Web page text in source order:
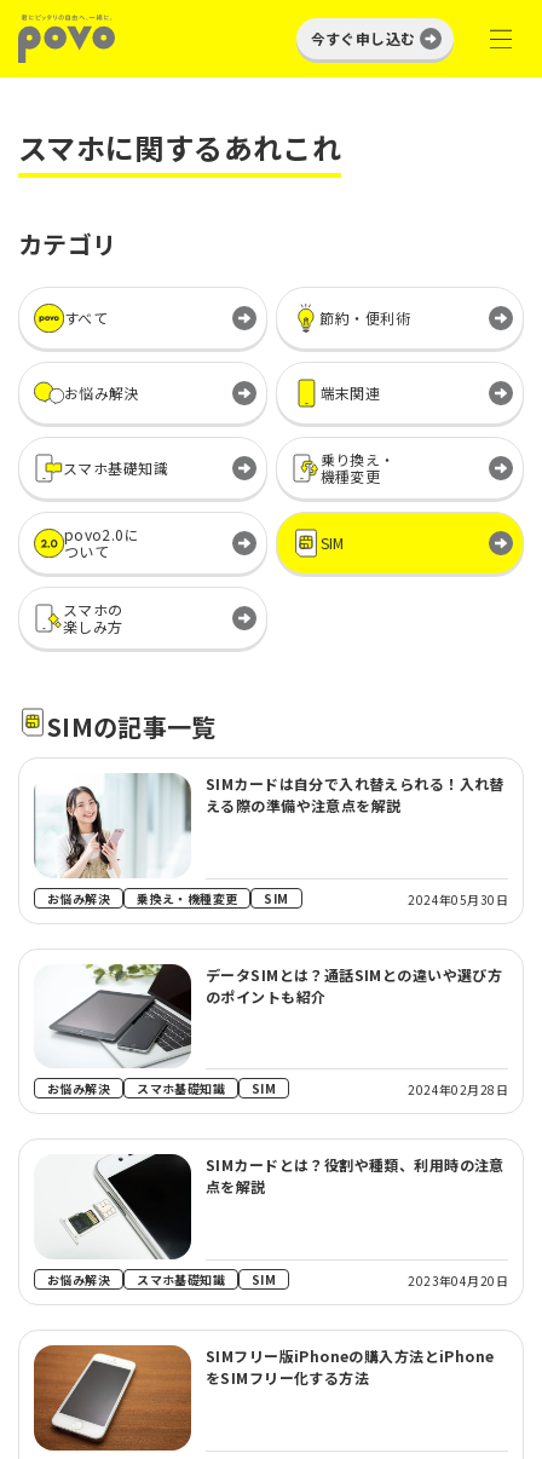
今すぐ申し込む
スマホに関するあれこれ
カテゴリ
すべて 節約・便利術
お悩み解決 端末関連
スマホ基礎知識
乗り換え・
機種変更
povo2.0に
ついて
SIM
スマホの
楽しみ方
SIMの記事一覧
SIMカードは自分で入れ替えられる！入れ替
える際の準備や注意点を解説
お悩み解決 乗換え・機種変更 SIM 2024年05月30日
データSIMとは？通話SIMとの違いや選び方
のポイントも紹介
お悩み解決 スマホ基礎知識 SIM 2024年02月28日
SIMカードとは？役割や種類、利用時の注意
点を解説
お悩み解決 スマホ基礎知識 SIM 2023年04月20日
SIMフリー版iPhoneの購入方法とiPhone
をSIMフリー化する方法